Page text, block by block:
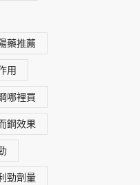
藥推薦
用
哪裡買
鋼效果
勁劑量